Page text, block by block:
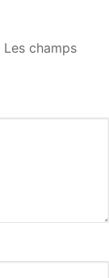
Les champs